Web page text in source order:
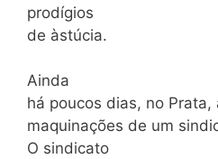
prodígios
de àstúcia.
Ainda
há poucos dias, no
maquinações de um
O sindicato